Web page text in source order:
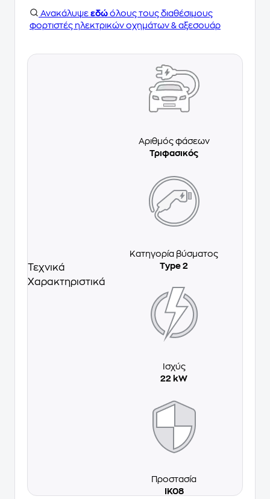
Ανακάλυψε εδώ όλους τους διαθέσιμους
φορτιστές ηλεκτρικών οχημάτων & αξεσουάρ
Τεχνικά
Χαρακτηριστικά
Αριθμός φάσεων
Τριφασικός
Κατηγορία βύσματος
Type 2
Ισχύς
22 kW
Προστασία
IK08